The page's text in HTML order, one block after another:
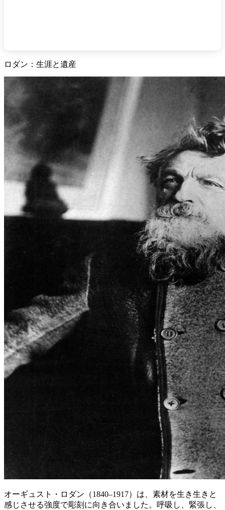
ロダン：生涯と遺産
オーギュスト・ロダン（1840–1917）は、素材を生き生きと
感じさせる強度で彫刻に向き合いました。呼吸し、緊張し、